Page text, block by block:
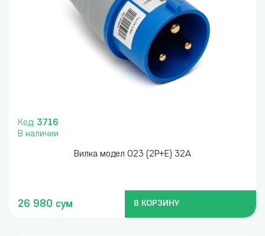
Код: 3716
В наличии
Вилка модел 023 (2P+E) 32A
26 980 сум В КОРЗИНУ